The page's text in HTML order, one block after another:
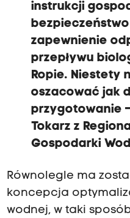
instrukcji
zapewnienie
przepływu
Ropie. Niestety
oszacować jak
przygotowanie
Tokarz z
Gospodarki
Równolegle ma
koncepcja
wodnej, w taki